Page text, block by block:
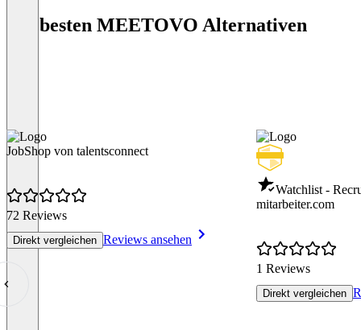
Die besten MEETOVO Alternativen
JobShop von talentsconnect
72 Reviews
Direkt vergleichen Reviews ansehen
Watchlist -
mitarbeiter.com
1 Reviews
Direkt vergleichen